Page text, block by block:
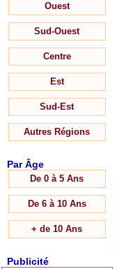
Ouest
Sud-Ouest
Centre
Est
Sud-Est
Autres Régions
Par Âge
De 0 à 5 Ans
De 6 à 10 Ans
+ de 10 Ans
Publicité